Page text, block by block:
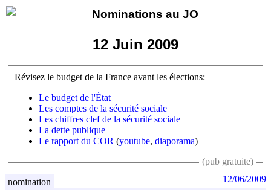
Nominations au JO
12 Juin 2009
Révisez le budget de la France avant les élections:
Le budget de l'État
Les comptes de la sécurité sociale
Les chiffres clef de la sécurité sociale
La dette publique
Le rapport du COR (youtube, diaporama)
(pub gratuite)
nomination 12/06/2009